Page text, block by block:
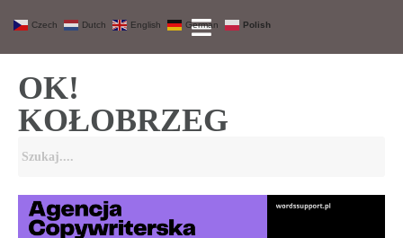
OK!
KOŁOBRZEG
Czech Dutch English German Polish